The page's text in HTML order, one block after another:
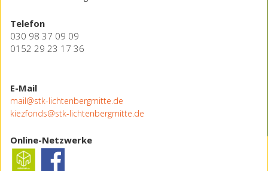
Telefon
030 98 37 09 09
0152 29 23 17 36
E-Mail
mail@stk-lichtenbergmitte.de
kiezfonds@stk-lichtenbergmitte.de
Online-Netzwerke